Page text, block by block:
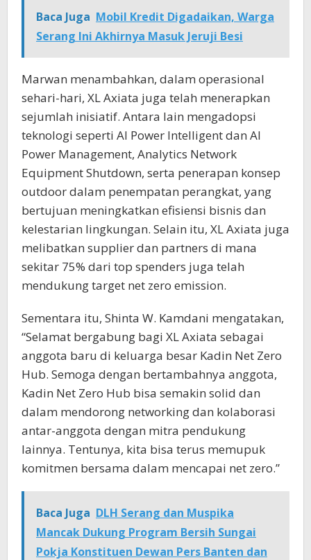
Baca Juga Mobil Kredit Digadaikan, Warga
Serang Ini Akhirnya Masuk Jeruji Besi
Marwan menambahkan, dalam operasional
sehari-hari, XL Axiata juga telah menerapkan
sejumlah inisiatif. Antara lain mengadopsi
teknologi seperti AI Power Intelligent dan AI
Power Management, Analytics Network
Equipment Shutdown, serta penerapan konsep
outdoor dalam penempatan perangkat, yang
bertujuan meningkatkan efisiensi bisnis dan
kelestarian lingkungan. Selain itu, XL Axiata juga
melibatkan supplier dan partners di mana
sekitar 75% dari top spenders juga telah
mendukung target net zero emission.
Sementara itu, Shinta W. Kamdani mengatakan,
“Selamat bergabung bagi XL Axiata sebagai
anggota baru di keluarga besar Kadin Net Zero
Hub. Semoga dengan bertambahnya anggota,
Kadin Net Zero Hub bisa semakin solid dan
dalam mendorong networking dan kolaborasi
antar-anggota dengan mitra pendukung
lainnya. Tentunya, kita bisa terus memupuk
komitmen bersama dalam mencapai net zero.”
Baca Juga DLH Serang dan Muspika
Mancak Dukung Program Bersih Sungai
Pokja Konstituen Dewan Pers Banten dan